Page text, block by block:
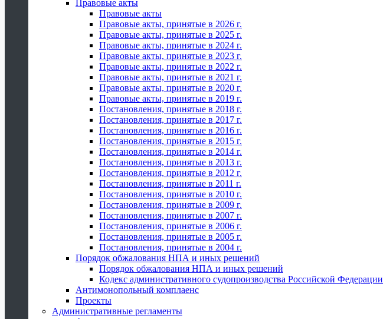
Правовые акты
Правовые акты
Правовые акты, принятые в 2026 г.
Правовые акты, принятые в 2025 г.
Правовые акты, принятые в 2024 г.
Правовые акты, принятые в 2023 г.
Правовые акты, принятые в 2022 г.
Правовые акты, принятые в 2021 г.
Правовые акты, принятые в 2020 г.
Правовые акты, принятые в 2019 г.
Постановления, принятые в 2018 г.
Постановления, принятые в 2017 г.
Постановления, принятые в 2016 г.
Постановления, принятые в 2015 г.
Постановления, принятые в 2014 г.
Постановления, принятые в 2013 г.
Постановления, принятые в 2012 г.
Постановления, принятые в 2011 г.
Постановления, принятые в 2010 г.
Постановления, принятые в 2009 г.
Постановления, принятые в 2007 г.
Постановления, принятые в 2006 г.
Постановления, принятые в 2005 г.
Постановления, принятые в 2004 г.
Порядок обжалования НПА и иных решений
Порядок обжалования НПА и иных решений
Кодекс административного судопроизводства Российской Федерации
Антимонопольный комплаенс
Проекты
Административные регламенты